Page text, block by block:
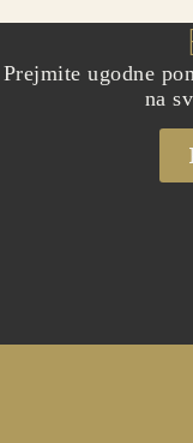
Prejmite ugodne
na